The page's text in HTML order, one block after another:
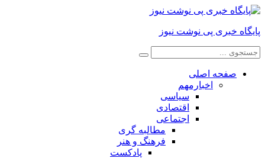
پایگاه خبری پی نوشت نیوز
صفحه اصلی
اخبارمهم
سیاسی
اقتصادی
اجتماعی
مطالبه گری
فرهنگ و هنر
پادکست